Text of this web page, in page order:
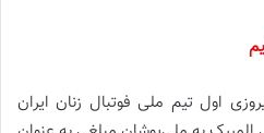
اول تیم ملی فوتبال زنان ایران